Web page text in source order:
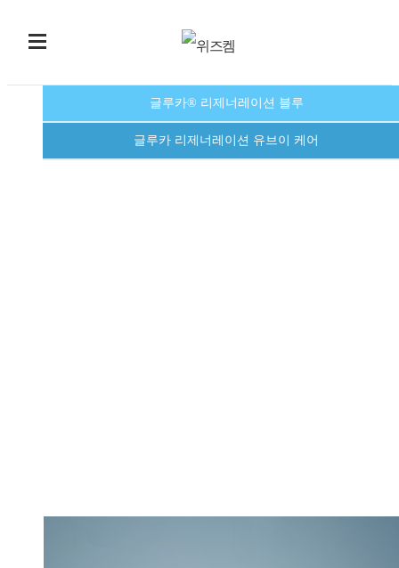
글루카® 리제너레이션 블루
글루카 리제너레이션 유브이 케어